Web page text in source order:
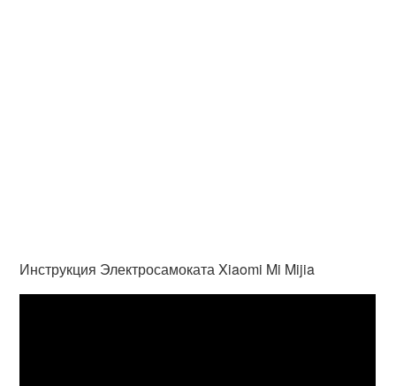
Инструкция Электросамоката Xiaomi Mi Mijia